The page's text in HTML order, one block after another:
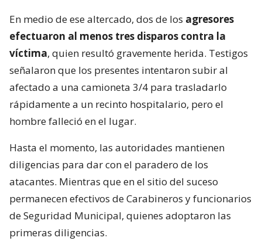
En medio de ese altercado, dos de los agresores
efectuaron al menos tres disparos contra la
víctima, quien resultó gravemente herida. Testigos
señalaron que los presentes intentaron subir al
afectado a una camioneta 3/4 para trasladarlo
rápidamente a un recinto hospitalario, pero el
hombre falleció en el lugar.
Hasta el momento, las autoridades mantienen
diligencias para dar con el paradero de los
atacantes. Mientras que en el sitio del suceso
permanecen efectivos de Carabineros y funcionarios
de Seguridad Municipal, quienes adoptaron las
primeras diligencias.